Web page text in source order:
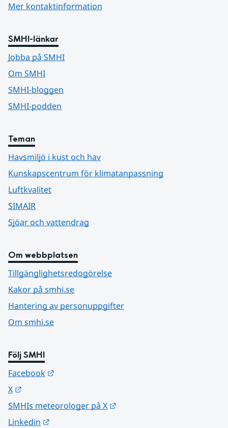
Mer kontaktinformation
SMHI-länkar
Jobba på SMHI
Om SMHI
SMHI-bloggen
SMHI-podden
Teman
Havsmiljö i kust och hav
Kunskapscentrum för klimatanpassning
Luftkvalitet
SIMAIR
Sjöar och vattendrag
Om webbplatsen
Tillgänglighetsredogörelse
Kakor på smhi.se
Hantering av personuppgifter
Om smhi.se
Följ SMHI
Facebook
X
SMHIs meteorologer på X
Linkedin